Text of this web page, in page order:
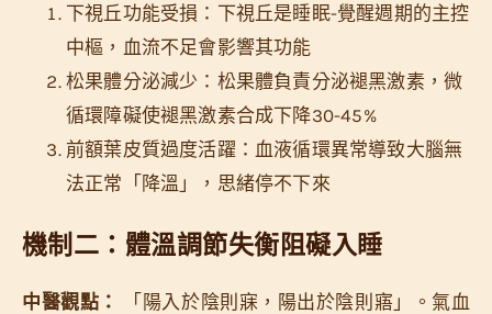
下視丘功能受損：下視丘是睡眠-覺醒週期的主控
中樞，血流不足會影響其功能
松果體分泌減少：松果體負責分泌褪黑激素，微
循環障礙使褪黑激素合成下降30-45%
前額葉皮質過度活躍：血液循環異常導致大腦無
法正常「降溫」，思緒停不下來
機制二：體溫調節失衡阻礙入睡
中醫觀點：
「陽入於陰則寐，陽出於陰則寤」。氣血